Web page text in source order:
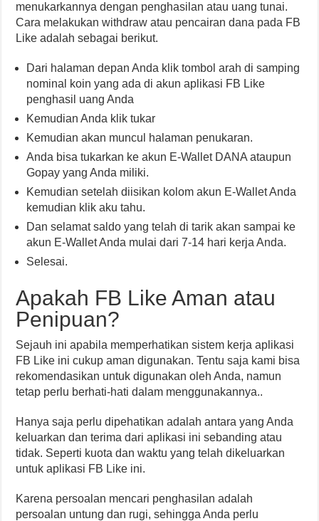
menukarkannya dengan penghasilan atau uang tunai.
Cara melakukan withdraw atau pencairan dana pada FB
Like adalah sebagai berikut.
Dari halaman depan Anda klik tombol arah di samping
nominal koin yang ada di akun aplikasi FB Like
penghasil uang Anda
Kemudian Anda klik tukar
Kemudian akan muncul halaman penukaran.
Anda bisa tukarkan ke akun E-Wallet DANA ataupun
Gopay yang Anda miliki.
Kemudian setelah diisikan kolom akun E-Wallet Anda
kemudian klik aku tahu.
Dan selamat saldo yang telah di tarik akan sampai ke
akun E-Wallet Anda mulai dari 7-14 hari kerja Anda.
Selesai.
Apakah FB Like Aman atau
Penipuan?
Sejauh ini apabila memperhatikan sistem kerja aplikasi
FB Like ini cukup aman digunakan. Tentu saja kami bisa
rekomendasikan untuk digunakan oleh Anda, namun
tetap perlu berhati-hati dalam menggunakannya..
Hanya saja perlu dipehatikan adalah antara yang Anda
keluarkan dan terima dari aplikasi ini sebanding atau
tidak. Seperti kuota dan waktu yang telah dikeluarkan
untuk aplikasi FB Like ini.
Karena persoalan mencari penghasilan adalah
persoalan untung dan rugi, sehingga Anda perlu